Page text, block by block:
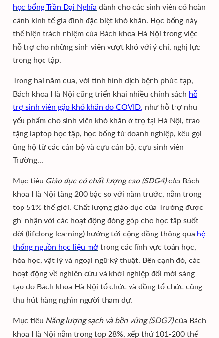
học bổng Trần Đại Nghĩa dành cho các sinh viên có hoàn
cảnh kinh tế gia đình đặc biệt khó khăn. Học bổng này
thể hiện trách nhiệm của Bách khoa Hà Nội trong việc
hỗ trợ cho những sinh viên vượt khó với ý chí, nghị lực
trong học tập.
Trong hai năm qua, với tình hình dịch bệnh phức tạp,
Bách khoa Hà Nội cũng triển khai nhiều chính sách hỗ
trợ sinh viên gặp khó khăn do COVID, như hỗ trợ nhu
yếu phẩm cho sinh viên khó khăn ở trọ tại Hà Nội, trao
tặng laptop học tập, học bổng từ doanh nghiệp, kêu gọi
ủng hộ từ các cán bộ và cựu cán bộ, cựu sinh viên
Trường...
Mục tiêu Giáo dục có chất lượng cao (SDG4)của Bách
khoa Hà Nội tăng 200 bậc so với năm trước, nằm trong
top 51% thế giới. Chất lượng giáo dục của Trường được
ghi nhận với các hoạt động đóng góp cho học tập suốt
đời (lifelong learning) hướng tới cộng đồng thông qua hệ
thống nguồn học liệu mở trong các lĩnh vực toán học,
hóa học, vật lý và ngoại ngữ kỹ thuật. Bên cạnh đó, các
hoạt động về nghiên cứu và khởi nghiệp đổi mới sáng
tạo do Bách khoa Hà Nội tổ chức và đồng tổ chức cũng
thu hút hàng nghìn người tham dự.
Mục tiêu Năng lượng sạch và bền vững (SDG7)của Bách
khoa Hà Nội nằm trong top 28%, xếp thứ 101-200 thế